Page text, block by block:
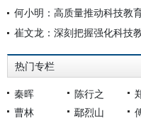
何小明：高质量推动科技教
崔文龙：深刻把握强化科技
热门专栏
秦晖 陈行之
曹林
鄢烈山